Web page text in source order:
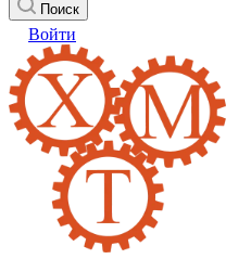
Поиск
Войти